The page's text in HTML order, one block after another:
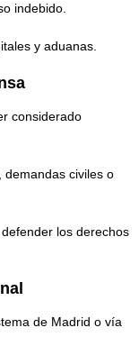
indebido.
y aduanas.
considerado
demandas civiles o
los derechos
de Madrid o vía